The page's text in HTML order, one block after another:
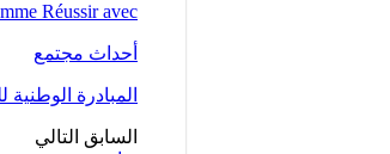
Réussir avec…
أحداث مجتمع
المبادرة
السابق التالي